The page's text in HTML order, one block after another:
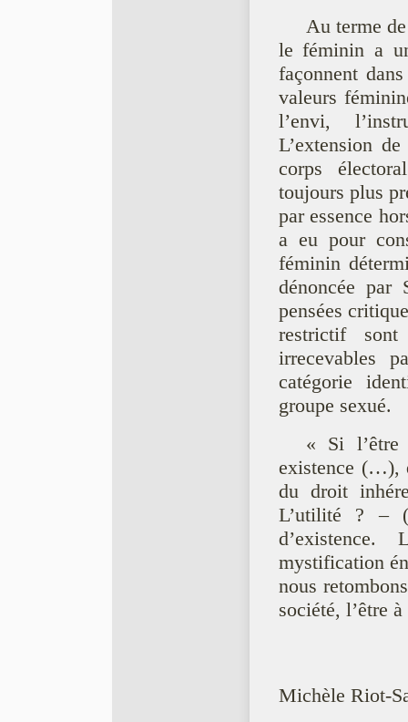
Au terme
le féminin a
façonnent
valeurs
l’envi,
L’extension
corps
toujours plus
par essence
a eu pour
féminin
dénoncée par
pensées
restrictif
irrecevables
catégorie
groupe sexué.
« Si
existence (…),
du droit
L’utilité ? –
mystification
nous
société, l’être
Michèle Riot-